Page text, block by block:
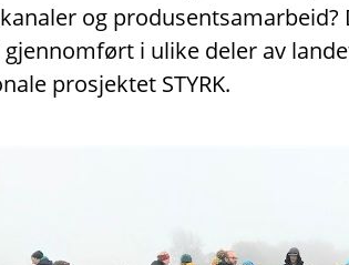
og
i ulike deler av
prosjektet STYRK.